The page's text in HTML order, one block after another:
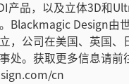
产品，以及立体3D和
Blackmagic Design由
，公司在美国、英国、
处。获取更多信息请前
cn